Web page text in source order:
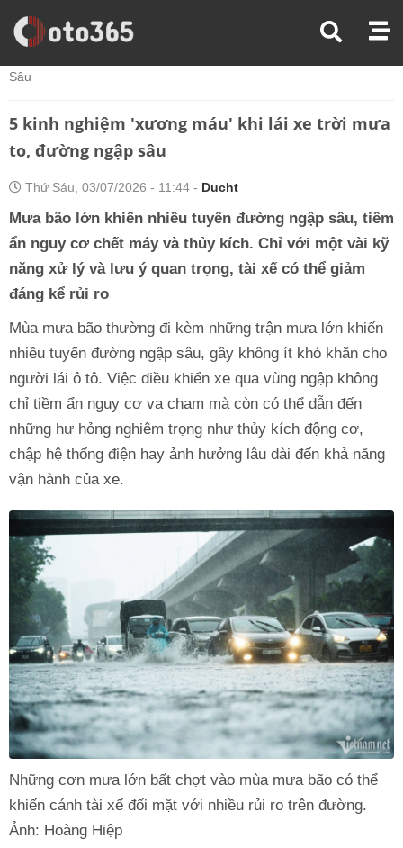
Trang Chủ
Mua Bán Xe
Sâu
5 kinh nghiệm 'xương máu' khi lái xe trời mưa
to, đường ngập sâu
Thứ Sáu, 03/07/2026 - 11:44 - Ducht
Mưa bão lớn khiến nhiều tuyến đường ngập sâu, tiềm
ẩn nguy cơ chết máy và thủy kích. Chỉ với một vài kỹ
năng xử lý và lưu ý quan trọng, tài xế có thể giảm
đáng kể rủi ro
Mùa mưa bão thường đi kèm những trận mưa lớn khiến
nhiều tuyến đường ngập sâu, gây không ít khó khăn cho
người lái ô tô. Việc điều khiển xe qua vùng ngập không
chỉ tiềm ẩn nguy cơ va chạm mà còn có thể dẫn đến
những hư hỏng nghiêm trọng như thủy kích động cơ,
chập hệ thống điện hay ảnh hưởng lâu dài đến khả năng
vận hành của xe.
Những cơn mưa lớn bất chợt vào mùa mưa bão có thể
khiến cánh tài xế đối mặt với nhiều rủi ro trên đường.
Ảnh: Hoàng Hiệp